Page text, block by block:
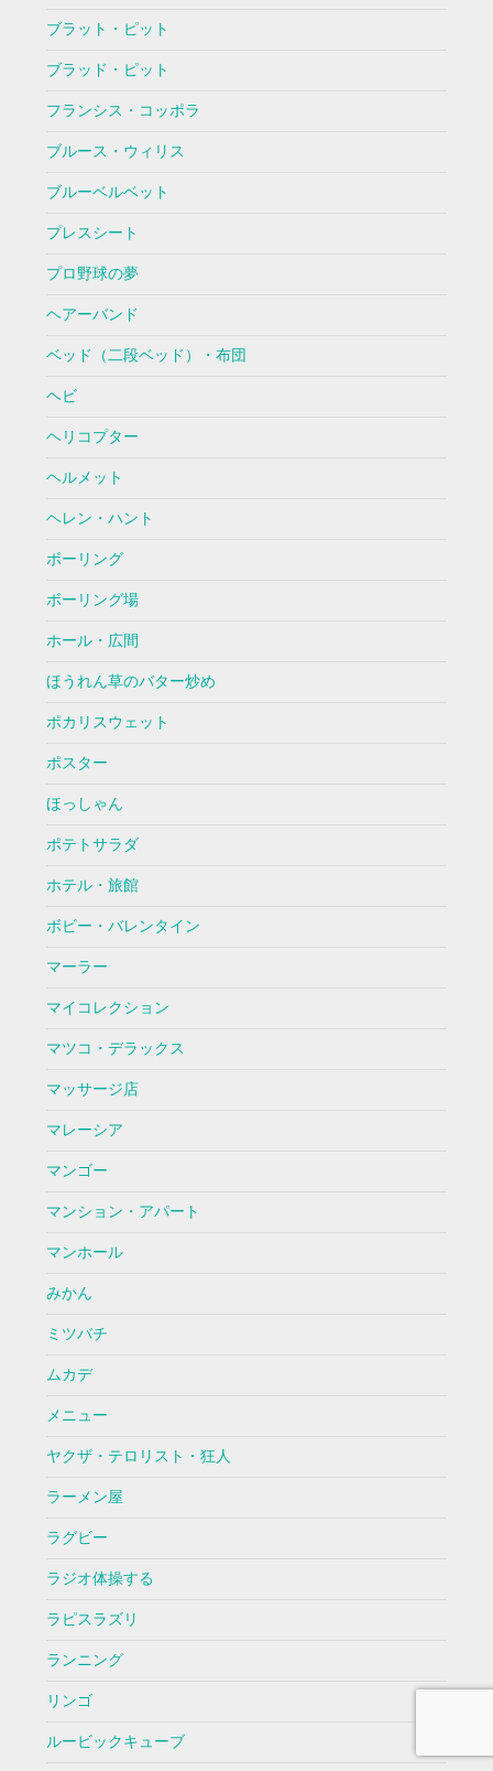
ブラット・ピット
ブラッド・ピット
フランシス・コッポラ
ブルース・ウィリス
ブルーベルベット
プレスシート
プロ野球の夢
ヘアーバンド
ベッド（二段ベッド）・布団
ヘビ
ヘリコプター
ヘルメット
ヘレン・ハント
ボーリング
ボーリング場
ホール・広間
ほうれん草のバター炒め
ポカリスウェット
ポスター
ほっしゃん
ポテトサラダ
ホテル・旅館
ボビー・バレンタイン
マーラー
マイコレクション
マツコ・デラックス
マッサージ店
マレーシア
マンゴー
マンション・アパート
マンホール
みかん
ミツバチ
ムカデ
メニュー
ヤクザ・テロリスト・狂人
ラーメン屋
ラグビー
ラジオ体操する
ラピスラズリ
ランニング
リンゴ
ルービックキューブ